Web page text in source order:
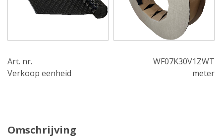
Art. nr.
WF07K30V1ZWT
Verkoop eenheid
meter
Omschrijving